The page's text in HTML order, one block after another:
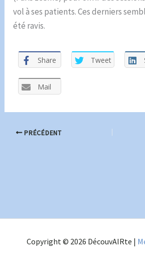
vol à ses patients. Ces derniers
été ravis.
Share Tweet
Mail
PRÉCÉDENT
Copyright © 2026 DécouvAIRte |